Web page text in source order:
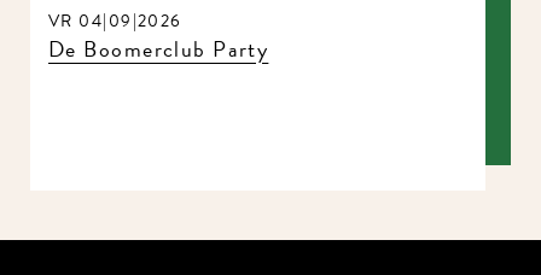
VR 04|09|2026
De Boomerclub Party